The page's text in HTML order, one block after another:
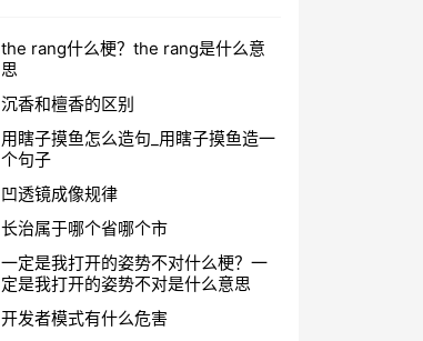
the rang什么梗？the rang是什么意
思
沉香和檀香的区别
用瞎子摸鱼怎么造句_用瞎子摸鱼造一
个句子
凹透镜成像规律
长治属于哪个省哪个市
一定是我打开的姿势不对什么梗？一
定是我打开的姿势不对是什么意思
开发者模式有什么危害